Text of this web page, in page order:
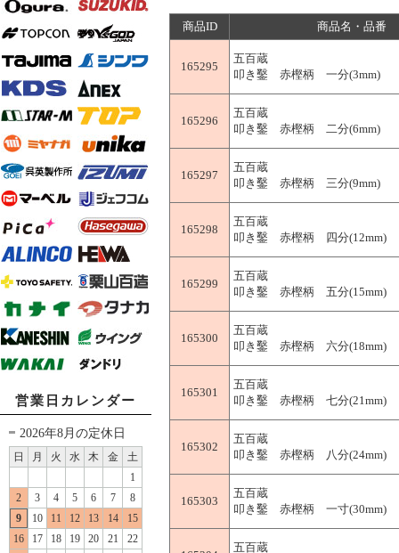
営業日カレンダー
2026年8月の定休日
日 月 火 水 木 金
土
1
2
3 4 5 6 7
8
9
10 11 12 13 14
15
16
17 18 19 20 21
22
商品ID 商品名・品番
165295
五百蔵
叩き鑿 赤樫柄 一分(3mm)
165296
五百蔵
叩き鑿 赤樫柄 二分(6mm)
165297
五百蔵
叩き鑿 赤樫柄 三分(9mm)
165298
五百蔵
叩き鑿 赤樫柄 四分(12mm)
165299
五百蔵
叩き鑿 赤樫柄 五分(15mm)
165300
五百蔵
叩き鑿 赤樫柄 六分(18mm)
165301
五百蔵
叩き鑿 赤樫柄 七分(21mm)
165302
五百蔵
叩き鑿 赤樫柄 八分(24mm)
165303
五百蔵
叩き鑿 赤樫柄 一寸(30mm)
五百蔵